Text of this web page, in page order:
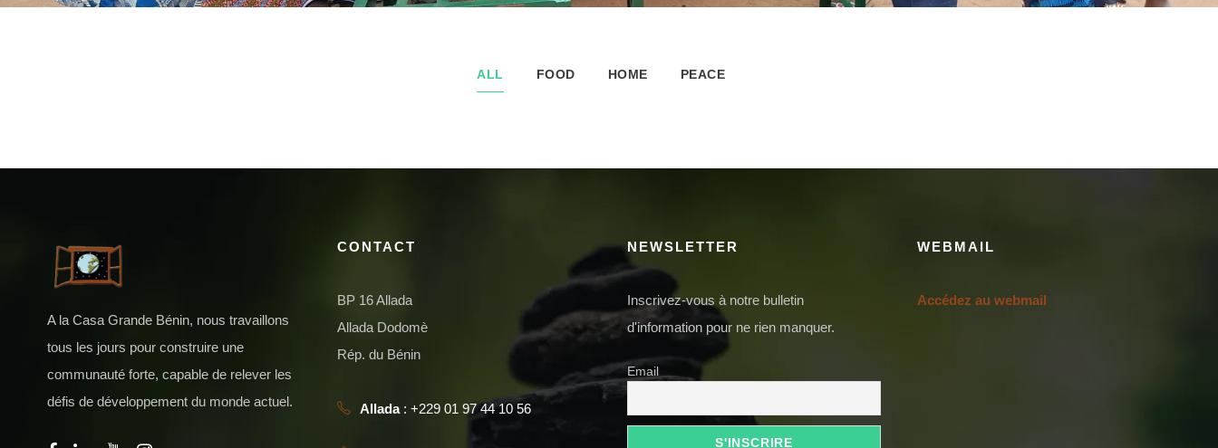
ALL FOOD HOME PEACE
A la Casa Grande Bénin, nous travaillons
tous les jours pour construire une
communauté forte, capable de relever les
défis de développement du monde actuel.
CONTACT
BP 16 Allada
Allada Dodomè
Rép. du Bénin
Allada: +229 01 97 44 10 56
NEWSLETTER
Inscrivez-vous à notre bulletin
d'information pour ne rien manquer.
Email
WEBMAIL
Accédez au webmail